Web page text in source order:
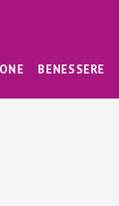
BENESSERE